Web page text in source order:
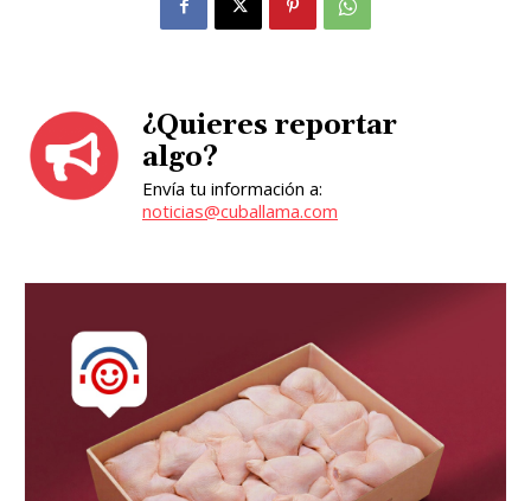
¿Quieres reportar
algo?
Envía tu información a:
noticias@cuballama.com